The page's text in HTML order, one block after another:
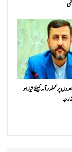
پر عملدرآمد کیلئے تیار ہو